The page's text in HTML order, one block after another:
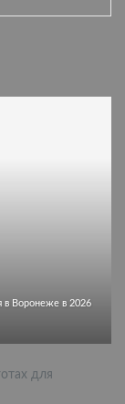
в Воронеже в 2026
для